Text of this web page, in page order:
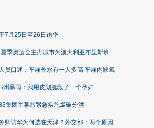
7月25日至26日访华
季奥运会主办城市为澳大利亚布里斯班
员口述：车厢外水有一人多高 车厢内缺氧
州暴雨：我用皮划艇救了一个孕妇
集团军某旅紧急实施爆破分洪
卿访华为何选在天津？外交部：两个原因